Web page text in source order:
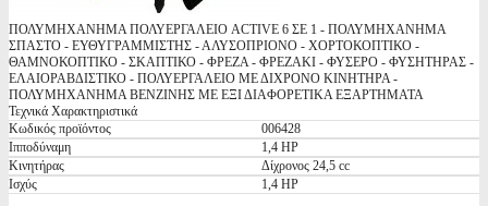
ΠΟΛΥΜΗΧΑΝΗΜΑ ΠΟΛΥΕΡΓΑΛΕΙΟ ACTIVE 6 ΣΕ 1 - ΠΟΛΥΜΗΧΑΝΗΜΑ
ΣΠΑΣΤΟ - ΕΥΘΥΓΡΑΜΜΙΣΤΗΣ - ΑΛΥΣΟΠΡΙΟΝΟ - ΧΟΡΤΟΚΟΠΤΙΚΟ -
ΘΑΜΝΟΚΟΠΤΙΚΟ - ΣΚΑΠΤΙΚΟ - ΦΡΕΖΑ - ΦΡΕΖΑΚΙ - ΦΥΣΕΡΟ - ΦΥΣΗΤΗΡΑΣ -
ΕΛΑΙΟΡΑΒΔΙΣΤΙΚΟ - ΠΟΛΥΕΡΓΑΛΕΙΟ ΜΕ ΔΙΧΡΟΝΟ ΚΙΝΗΤΗΡΑ -
ΠΟΛΥΜΗΧΑΝΗΜΑ ΒΕΝΖΙΝΗΣ ΜΕ ΕΞΙ ΔΙΑΦΟΡΕΤΙΚΑ ΕΞΑΡΤΗΜΑΤΑ
Τεχνικά Χαρακτηριστικά
Κωδικός προϊόντος
006428
Ιπποδύναμη
1,4 ΗΡ
Κινητήρας
Δίχρονος 24,5 cc
Ισχύς
1,4 HP